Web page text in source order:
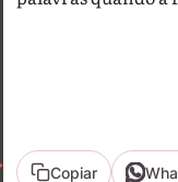
Copiar